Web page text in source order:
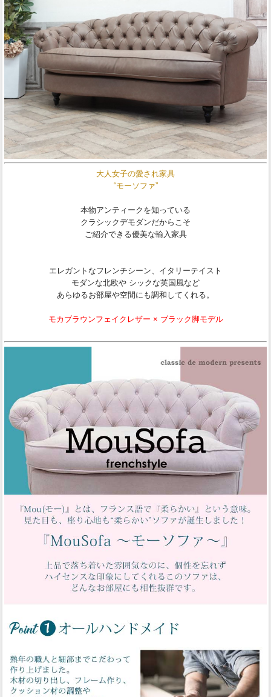
大人女子の愛され家具
“モーソファ”
本物アンティークを知っている
クラシックデモダンだからこそ
ご紹介できる優美な輸入家具
エレガントなフレンチシーン、イタリーテイスト
モダンな北欧や シックな英国風など
あらゆるお部屋や空間にも調和してくれる。
モカブラウンフェイクレザー × ブラック脚モデル